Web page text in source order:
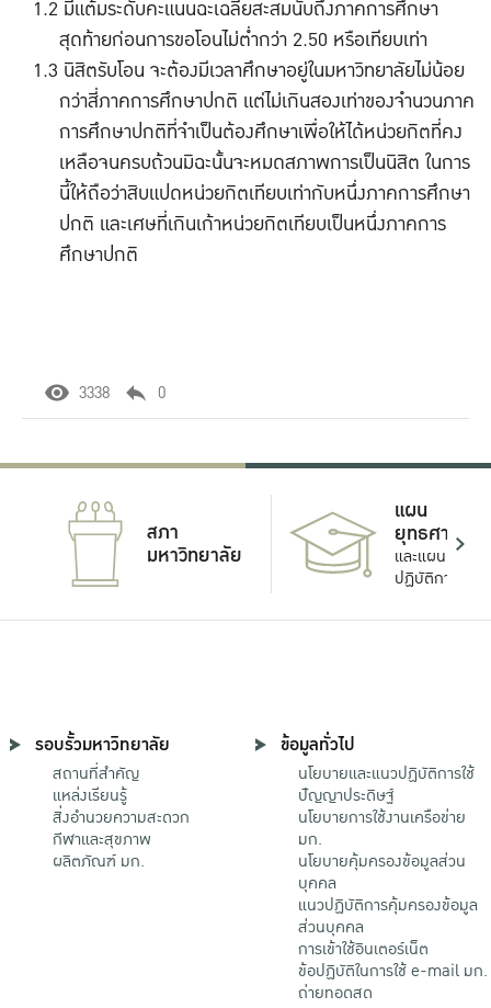
มีแต้มระดับคะแนนฉะเฉลี่ยสะสมนับถึงภาคการศึกษา
สุดท้ายก่อนการขอโอนไม่ต่ำกว่า 2.50 หรือเทียบเท่า
นิสิตรับโอน จะต้องมีเวลาศึกษาอยู่ในมหาวิทยาลัยไม่น้อย
กว่าสี่ภาคการศึกษาปกติ แต่ไม่เกินสองเท่าของจำนวนภาค
การศึกษาปกติที่จำเป็นต้องศึกษาเพื่อให้ได้หน่วยกิตที่คง
เหลือจนครบถ้วนมิฉะนั้นจะหมดสภาพการเป็นนิสิต ในการ
นี้ให้ถือว่าสิบแปดหน่วยกิตเทียบเท่ากับหนึ่งภาคการศึกษา
ปกติ และเศษที่เกินเก้าหน่วยกิตเทียบเป็นหนึ่งภาคการ
ศึกษาปกติ
3338 0
สภา
มหาวิทยาลัย
แผน
ยุทธศาสตร์
และแผน
ปฏิบัติการ
รอบรั้วมหาวิทยาลัย
สถานที่สำคัญ
แหล่งเรียนรู้
สิ่งอำนวยความสะดวก
กีฬาและสุขภาพ
ผลิตภัณฑ์ มก.
ข้อมูลทั่วไป
นโยบายและแนวปฏิบัติการใช้
ปัญญาประดิษฐ์
นโยบายการใช้งานเครือข่าย
มก.
นโยบายคุ้มครองข้อมูลส่วน
บุคคล
แนวปฏิบัติการคุ้มครองข้อมูล
ส่วนบุคคล
การเข้าใช้อินเตอร์เน็ต
ข้อปฏิบัติในการใช้ e-mail มก.
ถ่ายทอดสด